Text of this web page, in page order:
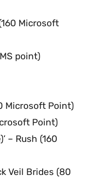
Microsoft
point)
Microsoft Point)
Point)
– Rush (160
Veil Brides (80